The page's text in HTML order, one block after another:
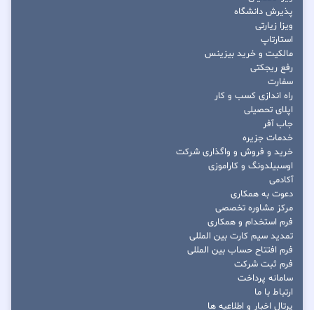
پذیرش دانشگاه
ویزا زیارتی
استارتاپ
مالکیت و خرید بیزینس
رفع ریجکتی
سفارت
راه اندازی کسب و کار
اپلای تحصیلی
جاب آفر
خدمات جزیره
خرید و فروش و واگذاری شرکت
اوسبیلدونگ و کاراموزی
آکادمی
دعوت به همکاری
مرکز مشاوره تخصصی
فرم استخدام و همکاری
تمدید سیم کارت بین المللی
فرم افتتاح حساب بین المللی
فرم ثبت شرکت
سامانه پرداخت
ارتباط با ما
پرتال اخبار و اطلاعیه ها